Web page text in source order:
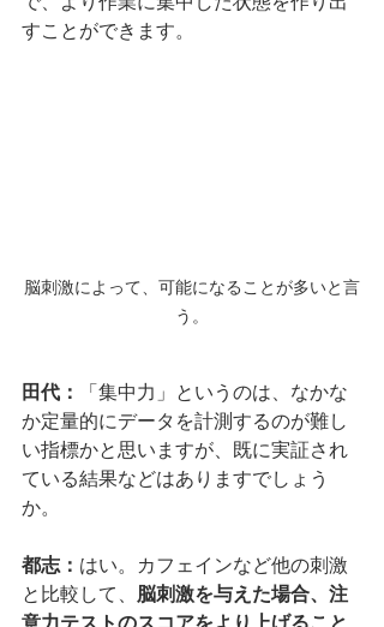
すことができます。
脳刺激によって、可能になることが多いと言
う。
田代：
「集中力」というのは、なかな
か定量的にデータを計測するのが難し
い指標かと思いますが、既に実証され
ている結果などはありますでしょう
か。
都志： はい。カフェインなど他の刺激
と比較して、 脳刺激を与えた場合、注
意力テストのスコアをより上げること